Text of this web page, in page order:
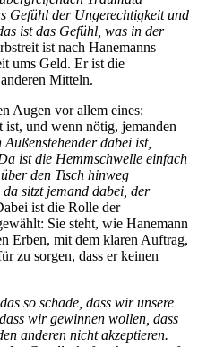
Gefühl der Ungerechtigkeit und
ist das Gefühl, was in der
ist nach Hanemanns
ums Geld. Er ist die
Mitteln.
Augen vor allem eines:
ist, und wenn nötig, jemanden
Außenstehender dabei ist,
ist die Hemmschwelle einfach
den Tisch hinweg
sitzt jemand dabei, der
ist die Rolle der
Sie steht, wie Hanemann
Erben, mit dem klaren Auftrag,
zu sorgen, dass er keinen
so schade, dass wir unsere
wir gewinnen wollen, dass
anderen nicht akzeptieren.